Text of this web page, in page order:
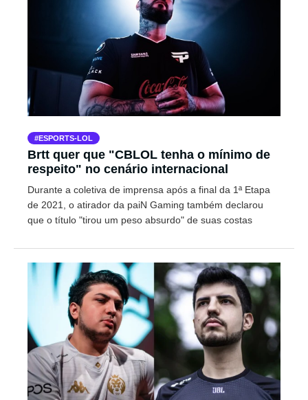
ESPORTS-LOL
Brtt quer que "CBLOL tenha o mínimo de
respeito" no cenário internacional
Durante a coletiva de imprensa após a final da 1ª Etapa
de 2021, o atirador da paiN Gaming também declarou
que o título "tirou um peso absurdo" de suas costas